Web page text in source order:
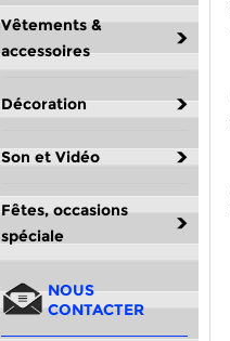
Vêtements &
accessoires
Décoration
Son et Vidéo
Fêtes, occasions
spéciale
NOUS
CONTACTER